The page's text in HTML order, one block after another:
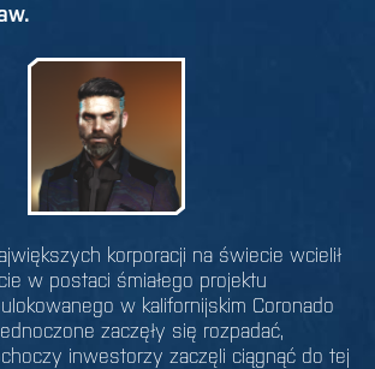
korporacji na świecie wcielił
w postaci śmiałego projektu
w kalifornijskim Coronado
zaczęły się rozpadać,
inwestorzy zaczęli ciągnąć do tej